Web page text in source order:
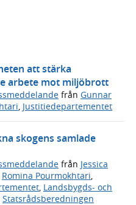
att stärka
arbete mot miljöbrott
från Gunnar
, Justitiedepartementet
skogens samlade
från Jessica
Romina Pourmokhtari
Landsbygds- och
Statsrådsberedningen